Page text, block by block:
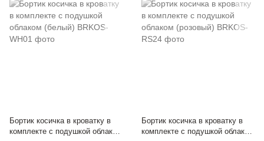
Бортик косичка в кроватку в
комплекте с подушкой облаком
Бортик косичка в кроватку в
комплекте с подушкой облаком